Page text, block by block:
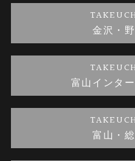
金澤指輪工房｜手作り結婚指輪
金澤指輪工房｜手作り婚約指輪
プライバシーポリシー金沢・
富山インタ
富山・